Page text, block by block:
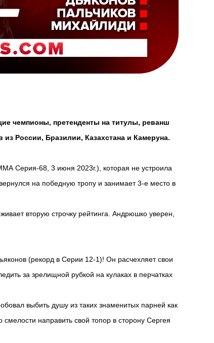
чемпионы, претенденты на титулы, реванш
России, Бразилии, Казахстана и Камеруна.
Серия-68, 3 июня 2023г.), которая не устроила
на победную тропу и занимает 3-е место в
вторую строчку рейтинга. Андрюшко уверен,
(рекорд в Серии 12-1)! Он расчехляет свои
за зрелищной рубкой на кулаках в перчатках
выбить душу из таких знаменитых парней как
направить свой топор в сторону Сергея